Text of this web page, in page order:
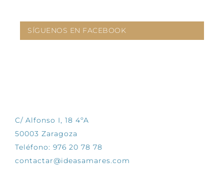
SÍGUENOS EN FACEBOOK
C/ Alfonso I, 18 4ºA
50003 Zaragoza
Teléfono: 976 20 78 78
contactar@ideasamares.com